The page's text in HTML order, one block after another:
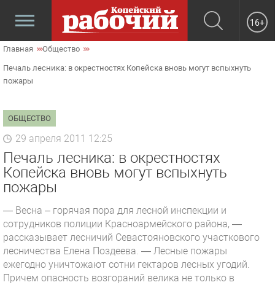
16+
Главная Общество
Печаль лесника: в окрестностях Копейска вновь могут вспыхнуть
пожары
ОБЩЕСТВО
29 апреля 2011 12:25
Печаль лесника: в окрестностях
Копейска вновь могут вспыхнуть
пожары
— Весна – горячая пора для лесной инспекции и
сотрудников полиции Красноармейского района, —
рассказывает лесничий Севастояновского участкового
лесничества Елена Поздеева. — Лесные пожары
ежегодно уничтожают сотни гектаров лесных угодий.
Причем опасность возгораний велика не только в